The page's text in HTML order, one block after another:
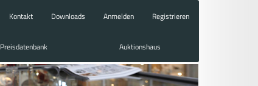
Kontakt Downloads Anmelden Registrieren
Preisdatenbank Auktionshaus